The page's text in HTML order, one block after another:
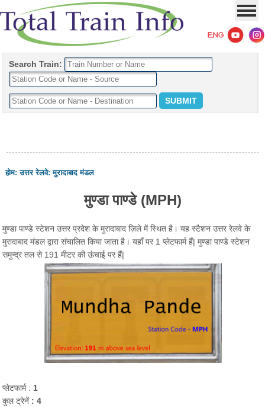
Search Train:
होम:उत्तर रेलवे:मुरादाबाद मंडल
मुण्डा पाण्डे (MPH)
मुण्डा पाण्डे स्टेशन उत्तर प्रदेश के मुरादाबाद ज़िले में स्थित है। यह स्टैशन उत्तर रेलवे के
मुरादाबाद मंडल द्वारा संचालित किया जाता है। यहाँ पर 1 प्लेटफार्म हैं| मुण्डा पाण्डे स्टेशन
समुन्द्र तल से 191 मीटर की ऊंचाई पर हैं|
प्लेटफार्म : 1
कुल ट्रेनें : 4